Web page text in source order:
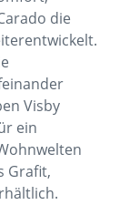
die
Visby
ein
Grafit,